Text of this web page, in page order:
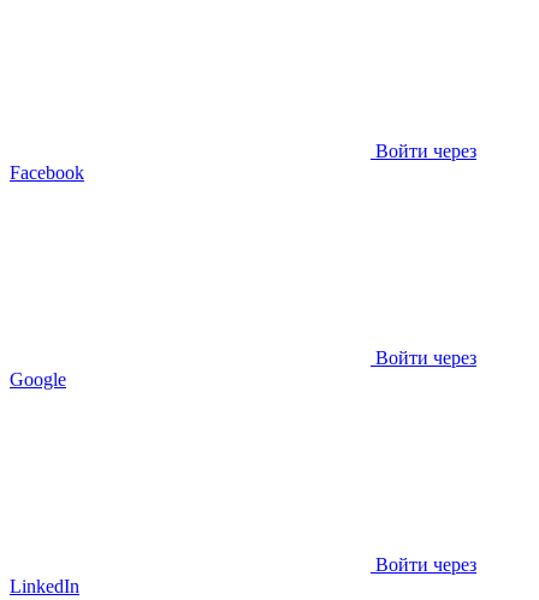
Войти через
Facebook
Войти через
Google
Войти через
LinkedIn